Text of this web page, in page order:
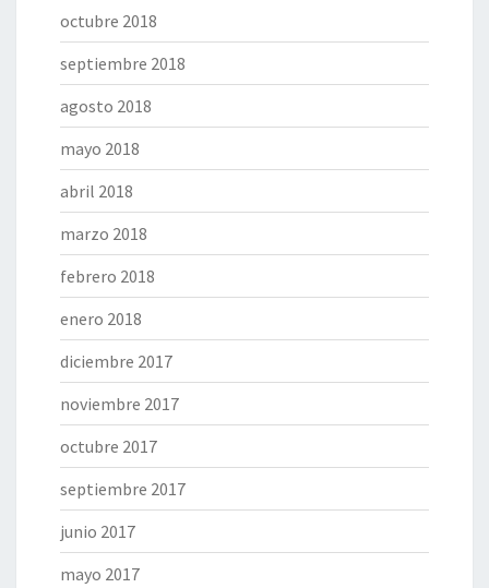
octubre 2018
septiembre 2018
agosto 2018
mayo 2018
abril 2018
marzo 2018
febrero 2018
enero 2018
diciembre 2017
noviembre 2017
octubre 2017
septiembre 2017
junio 2017
mayo 2017